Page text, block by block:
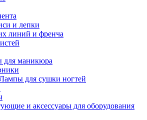
и лепки
линий и френча
для маникюра
для сушки ногтей
и аксессуары для оборудования